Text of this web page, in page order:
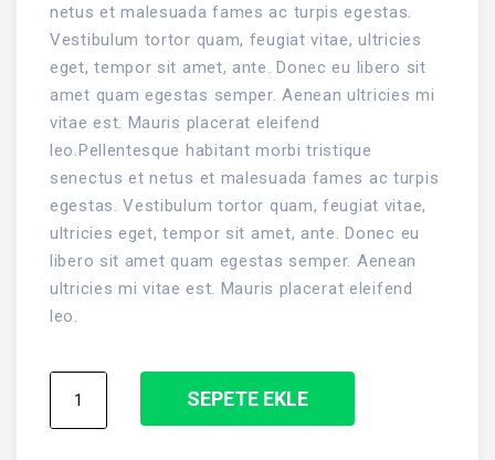
netus et malesuada fames ac turpis egestas.
Vestibulum tortor quam, feugiat vitae, ultricies
eget, tempor sit amet, ante. Donec eu libero sit
amet quam egestas semper. Aenean ultricies mi
vitae est. Mauris placerat eleifend
leo.Pellentesque habitant morbi tristique
senectus et netus et malesuada fames ac turpis
egestas. Vestibulum tortor quam, feugiat vitae,
ultricies eget, tempor sit amet, ante. Donec eu
libero sit amet quam egestas semper. Aenean
ultricies mi vitae est. Mauris placerat eleifend
leo.
Ninja
SEPETE EKLE